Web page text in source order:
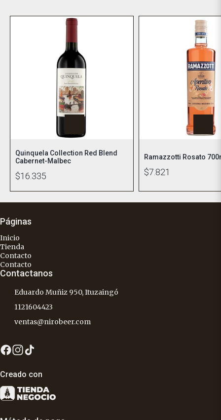
Quinquela Collection Red Blend
Cabernet-Malbec
$16.335
Ramazzotti Rosato
$7.821
Páginas
Inicio
Tienda
Contacto
Contacto
Contactanos
Eduardo Muñiz 950, Ituzaingó
1121604423
ventas@nirobeer.com
Creado con